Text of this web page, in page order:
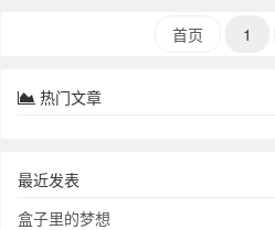
首页 1
热门文章
最近发表
盒子里的梦想